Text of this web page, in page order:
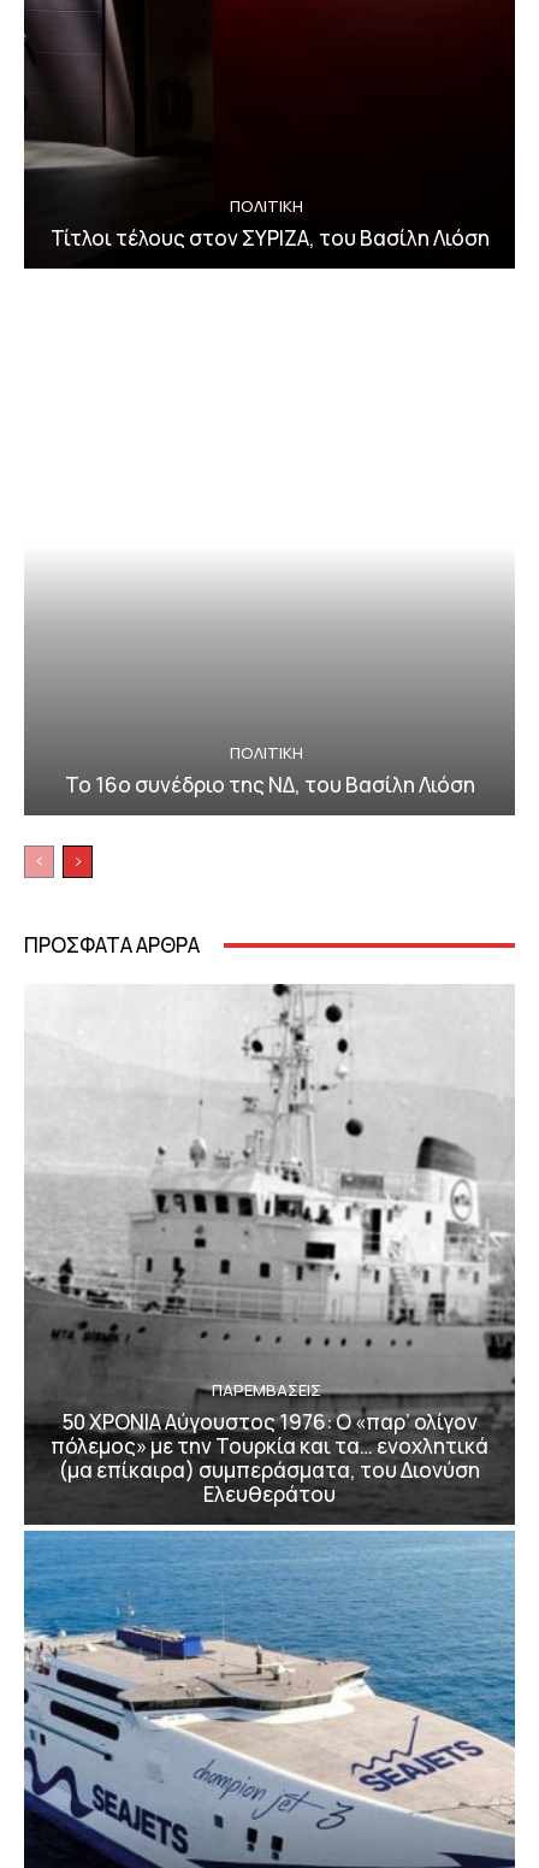
ΠΟΛΙΤΙΚΗ
Τίτλοι τέλους στον ΣΥΡΙΖΑ, του Βασίλη Λιόση
ΠΟΛΙΤΙΚΗ
Το 16o συνέδριο της ΝΔ, του Βασίλη Λιόση
ΠΡΟΣΦΑΤΑ ΑΡΘΡΑ
ΠΑΡΕΜΒΑΣΕΙΣ
50 ΧΡΟΝΙΑ Αύγουστος 1976: Ο «παρ’ ολίγον
πόλεμος» με την Τουρκία και τα… ενοχλητικά
(μα επίκαιρα) συμπεράσματα, του Διονύση
Ελευθεράτου